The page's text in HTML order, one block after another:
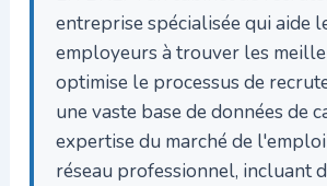
entreprise spécialisée qui aide
employeurs à trouver les
optimise le processus de
une vaste base de données de
expertise du marché de
réseau professionnel, incluant